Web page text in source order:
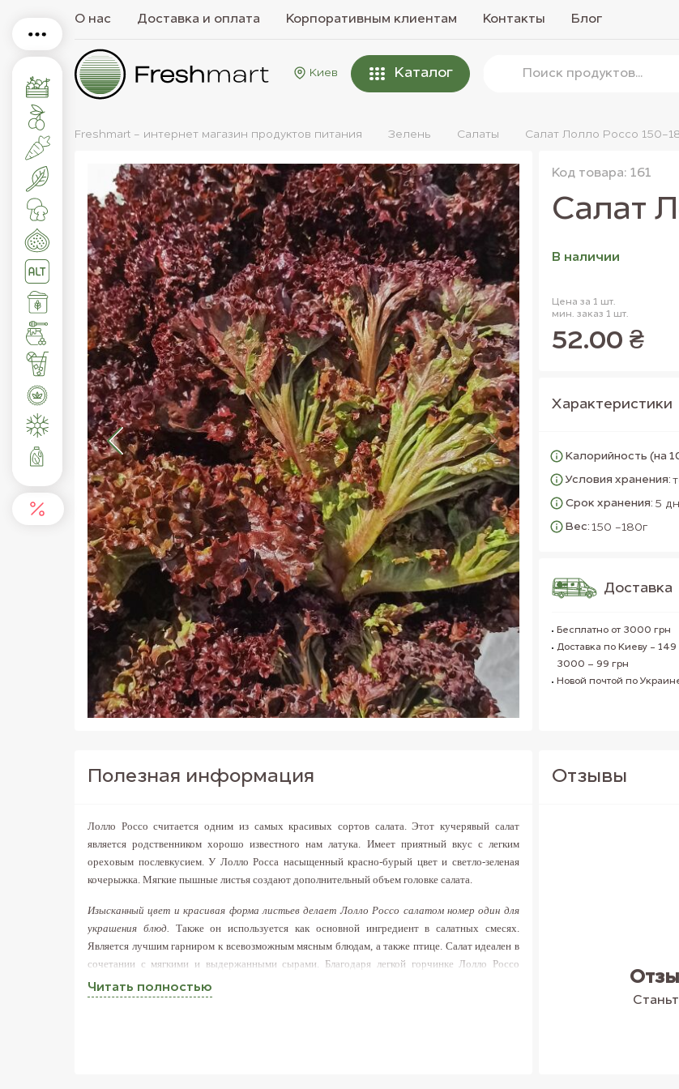
О нас Доставка и оплата Корпоративным клиентам Контакты Блог
Киев Каталог
Freshmart - интернет магазин продуктов питания Зелень Салаты Салат Лолло Россо 150-
Салат
Код товара: 161
В наличии
Цена за 1 шт.
мин. заказ 1 шт.
52.00 ₴
Характеристики
Калорийность (на
Условия хранения:
Срок хранения: 5
Вес: 150 -180г
Доставка
Бесплатно от 3000 грн
Доставка по Киеву - 149
3000 – 99 грн
Новой почтой по
Полезная информация
Читать полностью
Лолло Россо считается одним из самых красивых сортов салата. Этот кучерявый салат
является родственником хорошо известного нам латука. Имеет приятный вкус с легким
ореховым послевкусием. У Лолло Росса насыщенный красно-бурый цвет и светло-зеленая
кочерыжка. Мягкие пышные листья создают дополнительный объем головке салата.
Изысканный цвет и красивая форма листьев делает Лолло Россо салатом номер один для
украшения блюд. Также он используется как основной ингредиент в салатных смесях.
Является лучшим гарниром к всевозможным мясным блюдам, а также птице. Салат идеален в
сочетании с мягкими и выдержанными сырами. Благодаря легкой горчинке Лолло Россо
добавит изысканности в любое блюдо. А уж куриная печень с листьями салата считается
шедевром кулинарного искусства, настолько изысканный вкус. Ищете, где купить салат Лолло
Отзывы